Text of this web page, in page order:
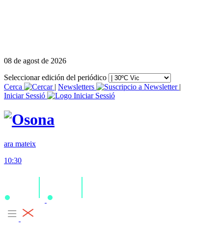
08 de agost de 2026
Seleccionar edición del periódico
Cerca
| Newsletters
|
Iniciar Sessió
ara mateix
10:30